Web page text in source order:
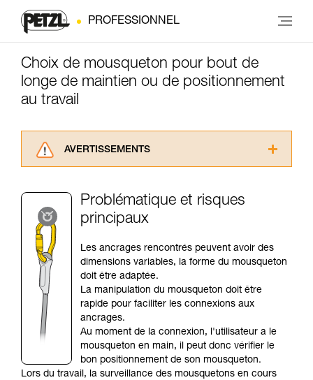
PROFESSIONNEL
Choix de mousqueton pour bout de
longe de maintien ou de positionnement
au travail
AVERTISSEMENTS
consulter. Vous devez avoir compris les
informations de la notice technique pour
d’informations.
Maîtriser ces techniques nécessite une
formation et un entraînement spécifique. Validez
avec un professionnel votre capacité à refaire
la manipulation, seul, en toute sécurité, avant
de la reproduire en autonomie.
Nous donnons des exemples de techniques
liées à votre activité. Il peut en exister d’autres
que nous ne décrivons pas ici.
Problématique et risques
principaux
Les ancrages rencontrés peuvent avoir des
dimensions variables, la forme du mousqueton
doit être adaptée.
La manipulation du mousqueton doit être
rapide pour faciliter les connexions aux
ancrages.
Au moment de la connexion, l'utilisateur a le
mousqueton en main, il peut donc vérifier le
bon positionnement de son mousqueton.
Lors du travail, la surveillance des mousquetons en cours